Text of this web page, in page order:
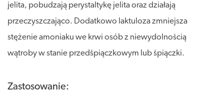
jelita, pobudzają perystaltykę jelita oraz działają
przeczyszczająco. Dodatkowo laktuloza zmniejsza
stężenie amoniaku we krwi osób z niewydolnością
wątroby w stanie przedśpiączkowym lub śpiączki.
Zastosowanie: